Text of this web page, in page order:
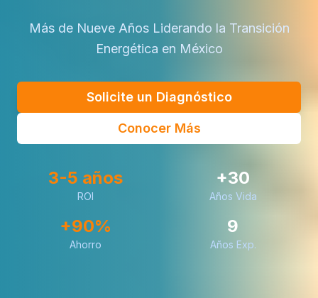
Más de Nueve Años Liderando la Transición
Energética en México
Solicite un Diagnóstico
Conocer Más
3-5 años
ROI
+30
Años Vida
+90%
Ahorro
9
Años Exp.